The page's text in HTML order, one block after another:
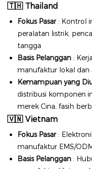
🇹🇭 Thailand
Fokus Pasar: Kontrol
peralatan listrik,
tangga
Basis Pelanggan :
manufaktur lokal dan
Kemampuan yang
distribusi komponen
merek Cina, fasih
🇻🇳 Vietnam
Fokus Pasar:
manufaktur EMS/
Basis Pelanggan :